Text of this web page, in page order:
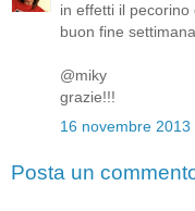
in effetti il
buon fine
@miky
grazie!!!
16 novembre
Posta un